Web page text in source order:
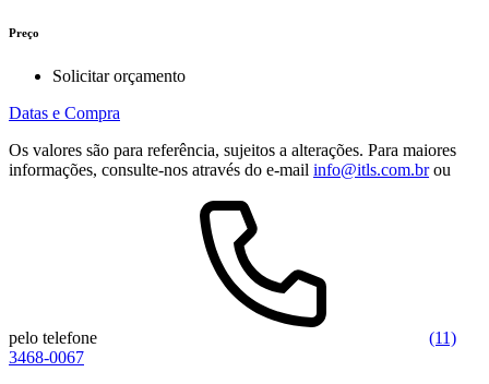
Preço
Solicitar orçamento
Datas e Compra
Os valores são para referência, sujeitos a alterações. Para maiores
informações, consulte-nos através do e-mail info@itls.com.brou
pelo telefone
(11)
3468-0067